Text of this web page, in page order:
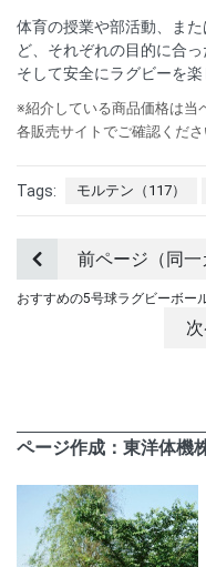
体育の授業や部活動、ま
ど、それぞれの目的に合
そして安全にラグビーを楽
※紹介している商品価格は当
各販売サイトでご確認くださ
Tags: モルテン（117）
前ページ（同一
おすすめの5号球ラグビーボー
ページ作成：東洋体機